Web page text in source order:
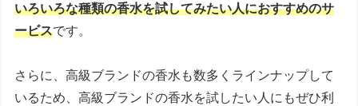
いろいろな種類の香水を試してみたい人におすすめのサ
ービスです。
さらに、高級ブランドの香水も数多くラインナップして
いるため、高級ブランドの香水を試したい人にもぜひ利